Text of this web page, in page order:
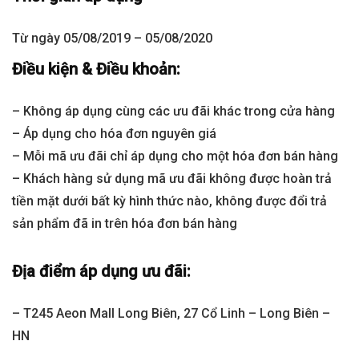
Từ ngày 05/08/2019 – 05/08/2020
Điều kiện & Điều khoản:
– Không áp dụng cùng các ưu đãi khác trong cửa hàng
– Áp dụng cho hóa đơn nguyên giá
– Mỗi mã ưu đãi chỉ áp dụng cho một hóa đơn bán hàng
– Khách hàng sử dụng mã ưu đãi không được hoàn trả
tiền mặt dưới bất kỳ hình thức nào, không được đổi trả
sản phẩm đã in trên hóa đơn bán hàng
Địa điểm áp dụng ưu đãi:
– T245 Aeon Mall Long Biên, 27 Cổ Linh – Long Biên –
HN